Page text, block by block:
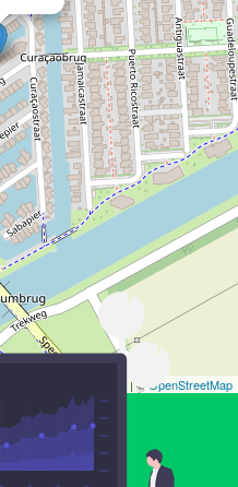
| © OpenStreetMap